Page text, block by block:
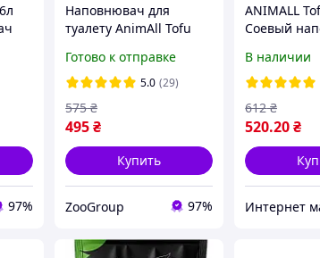
97%
Наповнювач для
туалету AnimAll Tofu
соєвий, з активованим
вугіллям 4.6 кг (10л)
Готово к отправке
5.0 (29)
495₴
575 ₴
Купить
ZooGroup 97%
ANIMALL
Соевый
туалетов10
(4.66 кг)
В наличии
520.20₴
612 ₴